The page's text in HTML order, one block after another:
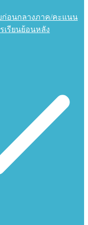
ก่อนกลางภาค/คะแนน
เรียนย้อนหลัง